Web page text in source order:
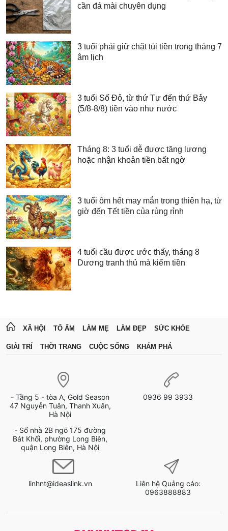
cần đá mài chuyên dụng
3 tuổi phải giữ chặt túi tiền trong tháng 7
âm lịch
3 tuổi Số Đỏ, từ thứ Tư đến thứ Bảy
(5/8-8/8) tiền vào như nước
Tháng 8: 3 tuổi dễ được tăng lương
hoặc nhận khoản tiền bất ngờ
3 tuổi ôm hết may mắn trong thiên hạ, từ
giờ đến Tết tiền của rủng rỉnh
4 tuổi cầu được ước thấy, tháng 8
Dương tranh thủ mà kiếm tiền
XÃ HỘI TỔ ẤM LÀM MẸ LÀM ĐẸP SỨC KHỎE
GIẢI TRÍ THỜI TRANG CUỘC SỐNG KHÁM PHÁ
- Tầng 5 - tòa A, Gold Season
47 Nguyễn Tuân, Thanh Xuân,
Hà Nội
- Số nhà 2B ngõ 175 đường
Bát Khối, phường Long Biên,
quận Long Biên, Hà Nội
0936 99 3933
linhnt@ideaslink.vn
Liên hệ Quảng cáo:
0963888883